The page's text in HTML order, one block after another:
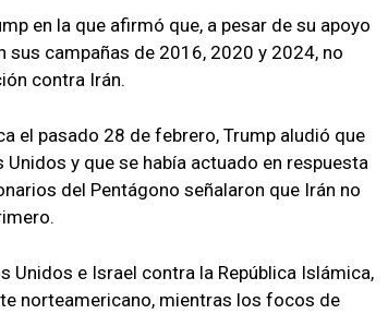
en la que afirmó que, a pesar de su apoyo
campañas de 2016, 2020 y 2024, no
contra Irán.
el pasado 28 de febrero, Trump aludió que
y que se había actuado en respuesta
del Pentágono señalaron que Irán no
Unidos e Israel contra la República Islámica,
norteamericano, mientras los focos de